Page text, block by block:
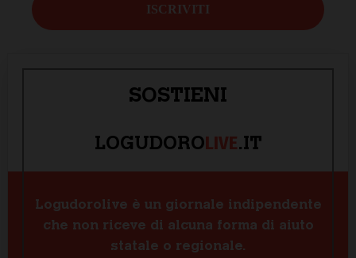
SOSTIENI
LOGUDOROLIVE.IT
Logudorolive è un giornale indipendente
che non riceve di alcuna forma di aiuto
statale o regionale.